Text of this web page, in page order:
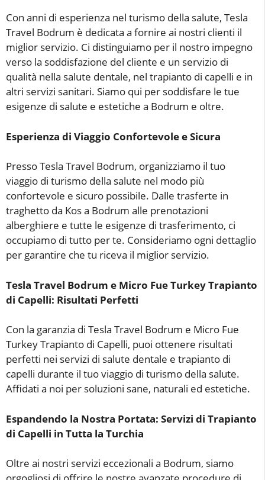
Con anni di esperienza nel turismo della salute, Tesla
Travel Bodrum è dedicata a fornire ai nostri clienti il
miglior servizio. Ci distinguiamo per il nostro impegno
verso la soddisfazione del cliente e un servizio di
qualità nella salute dentale, nel trapianto di capelli e in
altri servizi sanitari. Siamo qui per soddisfare le tue
esigenze di salute e estetiche a Bodrum e oltre.
Esperienza di Viaggio Confortevole e Sicura
Presso Tesla Travel Bodrum, organizziamo il tuo
viaggio di turismo della salute nel modo più
confortevole e sicuro possibile. Dalle trasferte in
traghetto da Kos a Bodrum alle prenotazioni
alberghiere e tutte le esigenze di trasferimento, ci
occupiamo di tutto per te. Consideriamo ogni dettaglio
per garantire che tu riceva il miglior servizio.
Tesla Travel Bodrum e Micro Fue Turkey Trapianto
di Capelli: Risultati Perfetti
Con la garanzia di Tesla Travel Bodrum e Micro Fue
Turkey Trapianto di Capelli, puoi ottenere risultati
perfetti nei servizi di salute dentale e trapianto di
capelli durante il tuo viaggio di turismo della salute.
Affidati a noi per soluzioni sane, naturali ed estetiche.
Espandendo la Nostra Portata: Servizi di Trapianto
di Capelli in Tutta la Turchia
Oltre ai nostri servizi eccezionali a Bodrum, siamo